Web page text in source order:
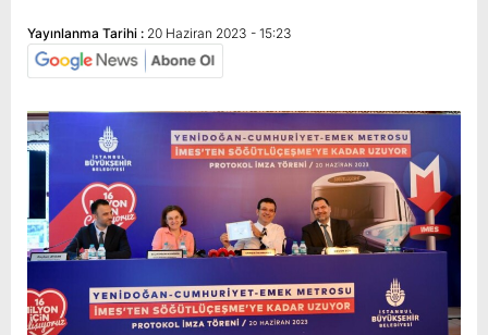
Yayınlanma Tarihi : 20 Haziran 2023 - 15:23